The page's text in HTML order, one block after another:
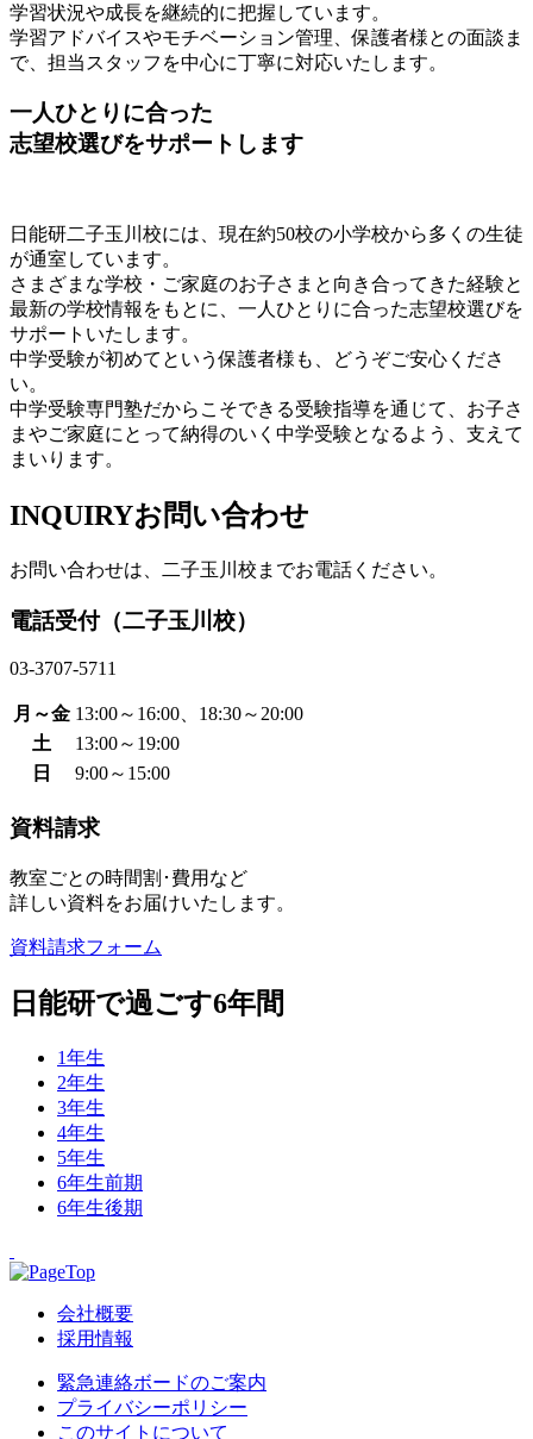
学習状況や成長を継続的に把握しています。
学習アドバイスやモチベーション管理、保護者様との面談ま
で、担当スタッフを中心に丁寧に対応いたします。
一人ひとりに合った
志望校選びをサポートします
日能研二子玉川校には、現在約50校の小学校から多くの生徒
が通室しています。
さまざまな学校・ご家庭のお子さまと向き合ってきた経験と
最新の学校情報をもとに、一人ひとりに合った志望校選びを
サポートいたします。
中学受験が初めてという保護者様も、どうぞご安心くださ
い。
中学受験専門塾だからこそできる受験指導を通じて、お子さ
まやご家庭にとって納得のいく中学受験となるよう、支えて
まいります。
INQUIRYお問い合わせ
お問い合わせは、二子玉川校までお電話ください。
電話受付（二子玉川校）
03-3707-5711
月～金 13:00～16:00、18:30～20:00
土
13:00～19:00
日
9:00～15:00
資料請求
教室ごとの時間割･費用など
詳しい資料をお届けいたします。
資料請求フォーム
日能研で過ごす6年間
1年生
2年生
3年生
4年生
5年生
6年生前期
6年生後期
会社概要
採用情報
緊急連絡ボードのご案内
プライバシーポリシー
このサイトについて